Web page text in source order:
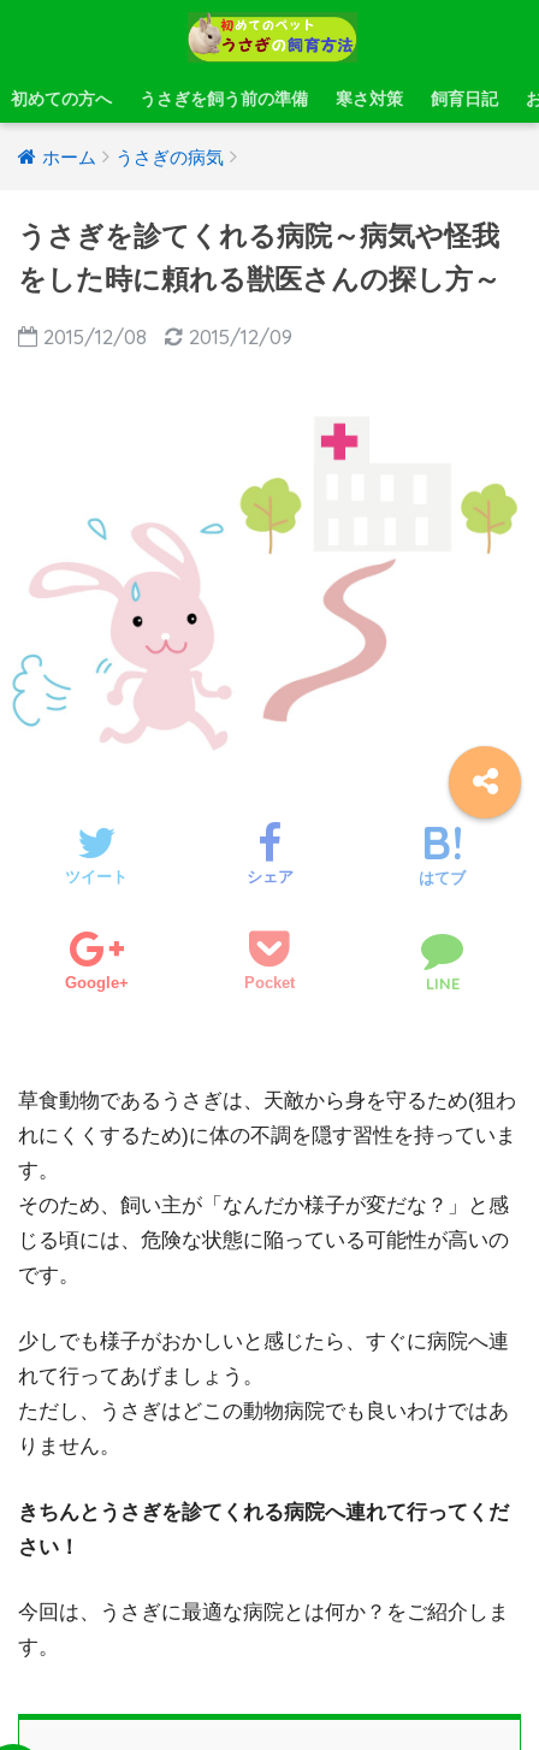
初めての方へ うさぎを飼う前の準備 寒さ対策 飼育日記
ホーム うさぎの病気
うさぎを診てくれる病院～病気や怪我
をした時に頼れる獣医さんの探し方～
2015/12/08 2015/12/09
ツイート シェア はてブ
Google+ Pocket LINE
草食動物であるうさぎは、天敵から身を守るため(狙わ
れにくくするため)に体の不調を隠す習性を持っていま
す。
そのため、飼い主が「なんだか様子が変だな？」と感
じる頃には、危険な状態に陥っている可能性が高いの
です。
少しでも様子がおかしいと感じたら、すぐに病院へ連
れて行ってあげましょう。
ただし、うさぎはどこの動物病院でも良いわけではあ
りません。
きちんとうさぎを診てくれる病院へ連れて行ってくだ
さい！
今回は、うさぎに最適な病院とは何か？をご紹介しま
す。